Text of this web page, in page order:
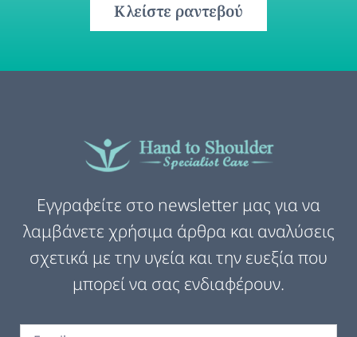
Κλείστε ραντεβού
Εγγραφείτε στο newsletter μας για να
λαμβάνετε χρήσιμα άρθρα και αναλύσεις
σχετικά με την υγεία και την ευεξία που
μπορεί να σας ενδιαφέρουν.